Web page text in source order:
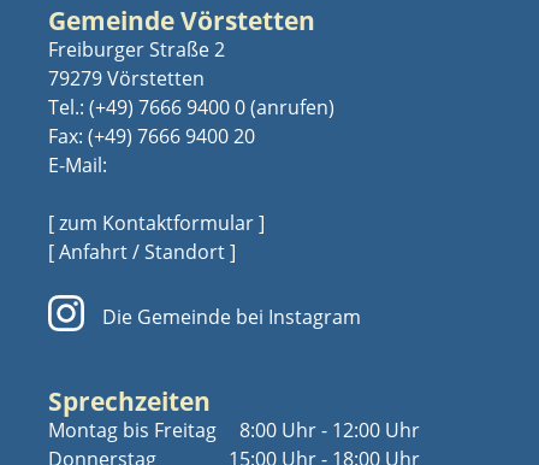
Gemeinde Vörstetten
Freiburger Straße 2
79279 Vörstetten
Tel.: (+49) 7666 9400 0
Fax: (+49) 7666 9400 20
E-Mail:
[ zum Kontaktformular ]
[ Anfahrt / Standort ]
Die Gemeinde bei Instagram
Sprechzeiten
Montag bis Freitag
Donnerstag
8:00 Uhr - 12:00 Uhr
15:00 Uhr - 18:00 Uhr